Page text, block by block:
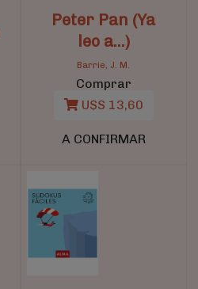
Peter Pan (Ya
leo a...)
Barrie, J. M.
Comprar
U$S 13,60
A CONFIRMAR